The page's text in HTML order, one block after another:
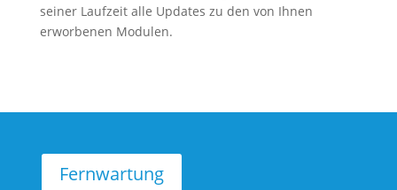
seiner Laufzeit alle Updates zu den von Ihnen
erworbenen Modulen.
Fernwartung